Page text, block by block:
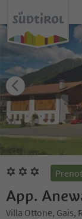
App.
Villa Ottone, Gais,